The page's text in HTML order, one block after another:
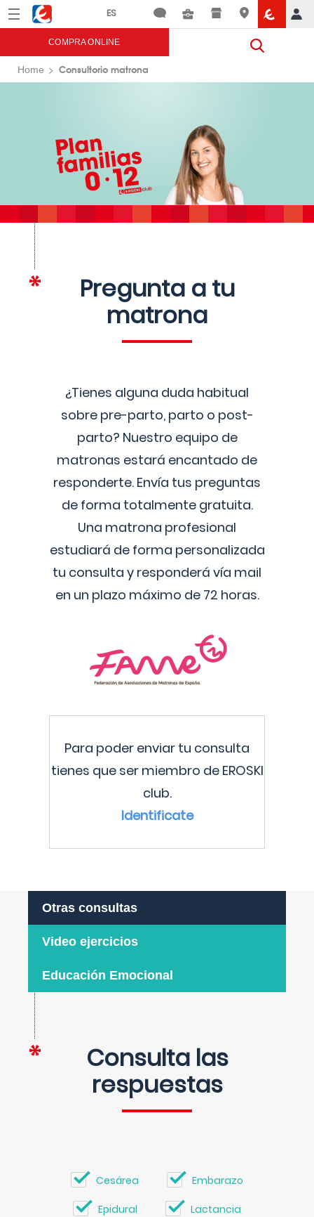
Menú Eroski
COMPRA ONLINE
Home Consultorio matrona
Pregunta a tu
matrona
¿Tienes alguna duda habitual
sobre pre-parto, parto o post-
parto? Nuestro equipo de
matronas estará encantado de
responderte. Envía tus preguntas
de forma totalmente gratuita.
Una matrona profesional
estudiará de forma personalizada
tu consulta y responderá vía mail
en un plazo máximo de 72 horas.
Para poder enviar tu consulta
tienes que ser miembro de EROSKI
club.
Identificate
Otras consultas
Video ejercicios
Educación Emocional
Consulta las
respuestas
Cesárea Embarazo
Epidural Lactancia